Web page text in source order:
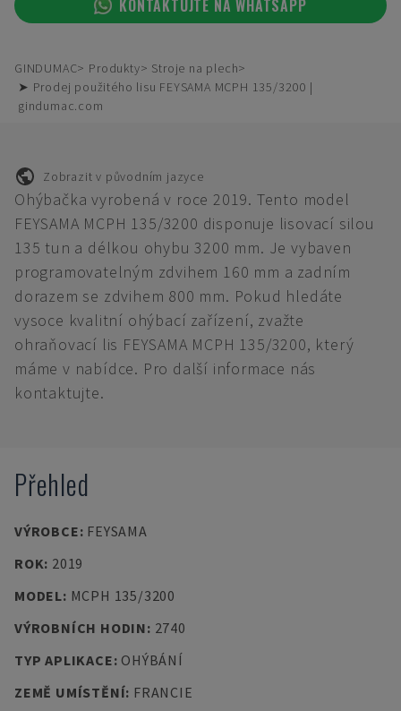
KONTAKTUJTE NA WHATSAPP
GINDUMAC Produkty
Stroje na plech
➤ Prodej použitého lisu FEYSAMA MCPH 135/3200 |
gindumac.com
Zobrazit v původním jazyce
Ohýbačka vyrobená v roce 2019. Tento model
FEYSAMA MCPH 135/3200 disponuje lisovací silou
135 tun a délkou ohybu 3200 mm. Je vybaven
programovatelným zdvihem 160 mm a zadním
dorazem se zdvihem 800 mm. Pokud hledáte
vysoce kvalitní ohýbací zařízení, zvažte
ohraňovací lis FEYSAMA MCPH 135/3200, který
máme v nabídce. Pro další informace nás
kontaktujte.
Přehled
VÝROBCE: FEYSAMA
ROK: 2019
MODEL: MCPH 135/3200
VÝROBNÍCH HODIN: 2740
TYP APLIKACE: OHÝBÁNÍ
ZEMĚ UMÍSTĚNÍ: FRANCIE